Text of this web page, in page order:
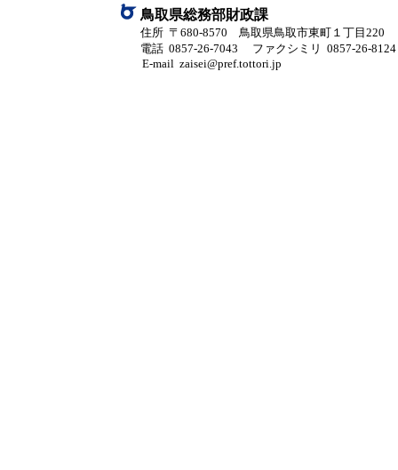
鳥取県総務部財政課
住所 〒680-8570 鳥取県鳥取市東町１丁目220
電話 0857-26-7043
ファクシミリ 0857-26-8124
E-mail zaisei@pref.tottori.jp